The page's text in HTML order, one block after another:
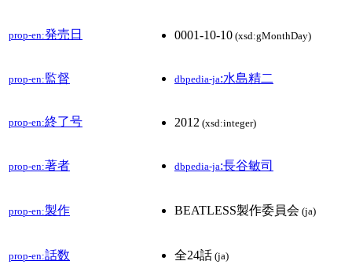
prop-en:発売日 0001-10-10 (xsd:gMonthDay)
prop-en:監督 dbpedia-ja:水島精二
prop-en:終了号 2012 (xsd:integer)
prop-en:著者 dbpedia-ja:長谷敏司
prop-en:製作 BEATLESS製作委員会 (ja)
prop-en:話数 全24話 (ja)